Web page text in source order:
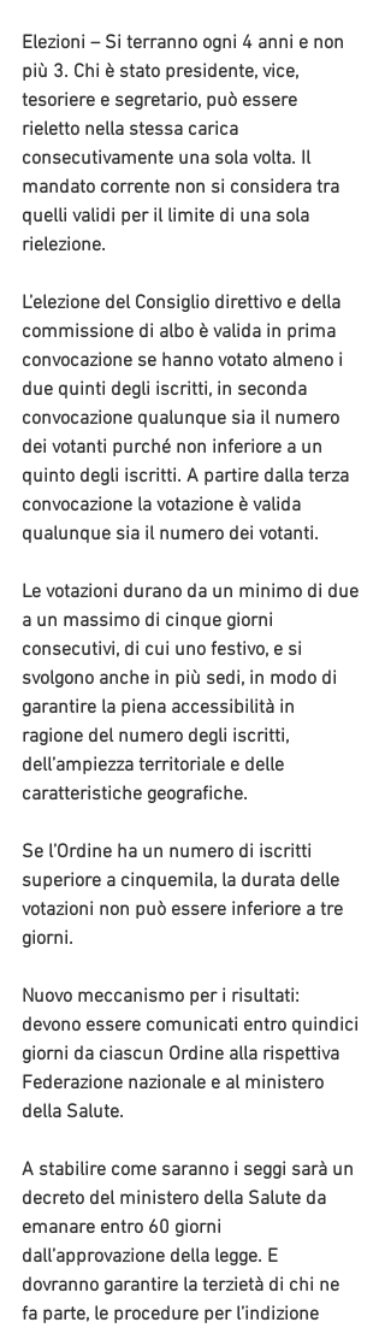
Elezioni – Si terranno ogni 4 anni e non
più 3. Chi è stato presidente, vice,
tesoriere e segretario, può essere
rieletto nella stessa carica
consecutivamente una sola volta. Il
mandato corrente non si considera tra
quelli validi per il limite di una sola
rielezione.
L’elezione del Consiglio direttivo e della
commissione di albo è valida in prima
convocazione se hanno votato almeno i
due quinti degli iscritti, in seconda
convocazione qualunque sia il numero
dei votanti purché non inferiore a un
quinto degli iscritti. A partire dalla terza
convocazione la votazione è valida
qualunque sia il numero dei votanti.
Le votazioni durano da un minimo di due
a un massimo di cinque giorni
consecutivi, di cui uno festivo, e si
svolgono anche in più sedi, in modo di
garantire la piena accessibilità in
ragione del numero degli iscritti,
dell’ampiezza territoriale e delle
caratteristiche geografiche.
Se l’Ordine ha un numero di iscritti
superiore a cinquemila, la durata delle
votazioni non può essere inferiore a tre
giorni.
Nuovo meccanismo per i risultati:
devono essere comunicati entro quindici
giorni da ciascun Ordine alla rispettiva
Federazione nazionale e al ministero
della Salute.
A stabilire come saranno i seggi sarà un
decreto del ministero della Salute da
emanare entro 60 giorni
dall’approvazione della legge. E
dovranno garantire la terzietà di chi ne
fa parte, le procedure per l’indizione